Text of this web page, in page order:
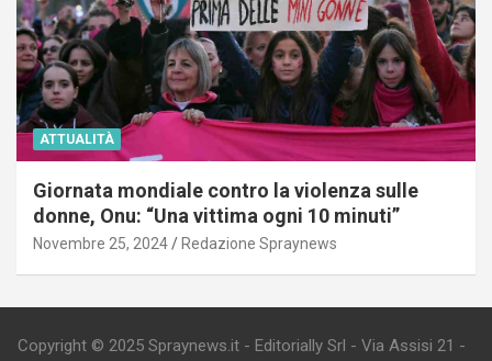
ATTUALITÀ
Giornata mondiale contro la violenza sulle
donne, Onu: “Una vittima ogni 10 minuti”
Novembre 25, 2024 Redazione Spraynews
Copyright © 2025 Spraynews.it - Editorially Srl - Via Assisi 21 -